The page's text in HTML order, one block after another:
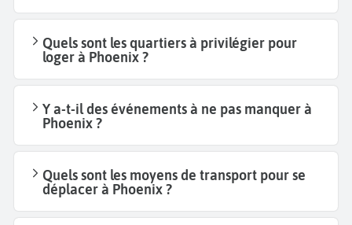
Quels sont les quartiers à privilégier pour
loger à Phoenix ?
Y a-t-il des événements à ne pas manquer à
Phoenix ?
Quels sont les moyens de transport pour se
déplacer à Phoenix ?